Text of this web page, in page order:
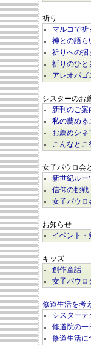
祈り
マルコで祈
神との語ら
祈りへの招
祈りのひと
アレオパゴ
シスターのお
新刊のご案
私の薦める
お薦めシネ
こんなとこ
女子パウロ会
新世紀ルー
信仰の挑戦
女子パウロ
お知らせ
イベント・
キッズ
創作童話
女子パウロ
修道生活を考
シスターテ
修道院の一
修道生活に